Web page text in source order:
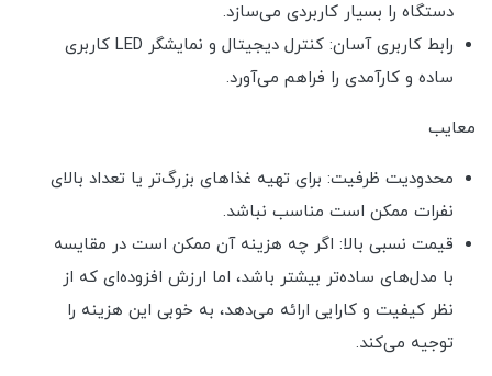
دستگاه را بسیار کاربردی می‌سازد.
رابط کاربری آسان: کنترل دیجیتال و نمایشگر LED کاربری
ساده و کارآمدی را فراهم می‌آورد.
معایب
محدودیت ظرفیت: برای تهیه غذاهای بزرگ‌تر یا تعداد بالای
نفرات ممکن است مناسب نباشد.
قیمت نسبی بالا: اگر چه هزینه آن ممکن است در مقایسه
با مدل‌های ساده‌تر بیشتر باشد، اما ارزش افزوده‌ای که از
نظر کیفیت و کارایی ارائه می‌دهد، به خوبی این هزینه را
توجیه می‌کند.